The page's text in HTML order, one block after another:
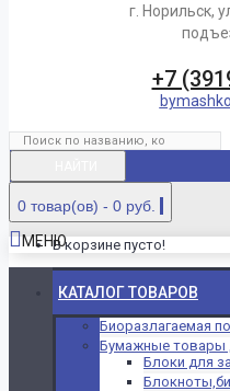
г. Норильск,
+7
0 товар(ов) - 0 руб.
В корзине пусто!
МЕНЮ
КАТАЛОГ ТОВАРОВ
Биоразлагаемая
Бумажные товары
Блоки для